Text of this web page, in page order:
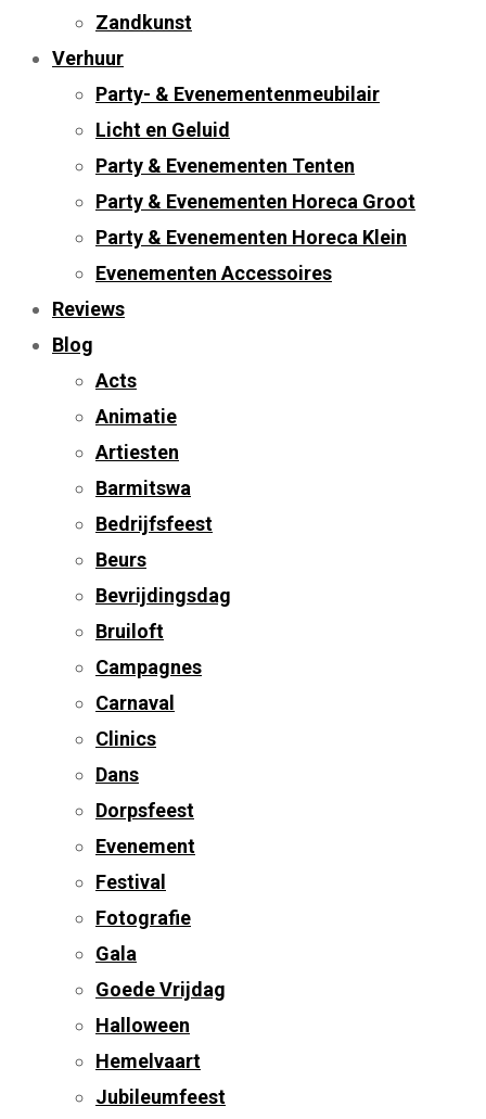
Zandkunst
Verhuur
Party- & Evenementenmeubilair
Licht en Geluid
Party & Evenementen Tenten
Party & Evenementen Horeca Groot
Party & Evenementen Horeca Klein
Evenementen Accessoires
Reviews
Blog
Acts
Animatie
Artiesten
Barmitswa
Bedrijfsfeest
Beurs
Bevrijdingsdag
Bruiloft
Campagnes
Carnaval
Clinics
Dans
Dorpsfeest
Evenement
Festival
Fotografie
Gala
Goede Vrijdag
Halloween
Hemelvaart
Jubileumfeest